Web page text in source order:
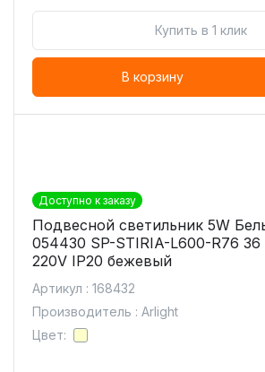
Купить в 1 клик
В корзину
Доступно к заказу
Подвесной светильник 5W
054430 SP-STIRIA-L600-R76 36
220V IP20 бежевый
Артикул : 168432
Производитель : Arlight
Цвет: